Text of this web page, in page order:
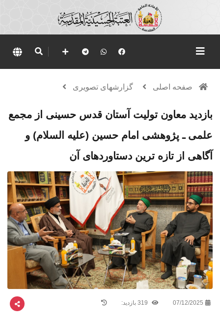
صفحه اصلی گزارشهای تصویری
بازدید معاون تولیت آستان قدس حسینی از مجمع
علمی ـ پژوهشی امام حسین (علیه ‌السلام) و
آگاهی از تازه‌ ترین دستاوردهای آن
07/12/2025